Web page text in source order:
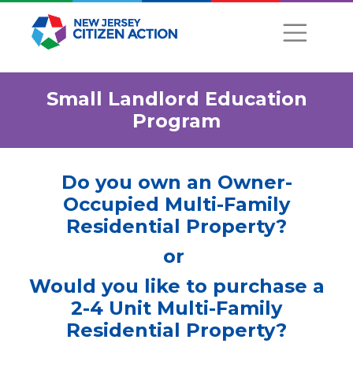
Small Landlord Education
Program
Do you own an Owner-
Occupied Multi-Family
Residential Property?
or
Would you like to purchase a
2-4 Unit Multi-Family
Residential Property?